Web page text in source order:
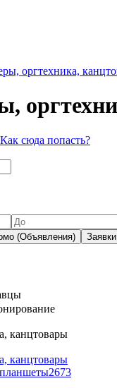
оргтехника,
Как сюда попасть?
(Объявления)
канцтовары
канцтовары
2673